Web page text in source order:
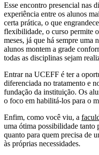
Esse encontro presencial nas
experiência entre os alunos
certa prática, o que
flexibilidade, o curso permite
meses, já que há sempre uma
alunos montem a grade
todas as disciplinas sejam
Entrar na UCEFF é ter a
diferenciada no tratamento e
fundação da instituição. Os
o foco em habilitá-los para o
Enfim, como você viu, a
uma ótima possibilidade tanto
quanto para quem precisa de
às próprias necessidades.